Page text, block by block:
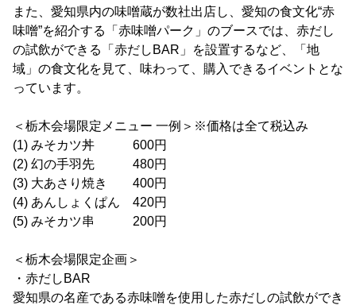
また、愛知県内の味噌蔵が数社出店し、愛知の食文化“赤
味噌”を紹介する「赤味噌パーク」のブースでは、赤だし
の試飲ができる「赤だしBAR」を設置するなど、「地
域」の食文化を見て、味わって、購入できるイベントとな
っています。
＜栃木会場限定メニュー 一例＞※価格は全て税込み
(1) みそカツ丼 600円
(2) 幻の手羽先 480円
(3) 大あさり焼き 400円
(4) あんしょくぱん 420円
(5) みそカツ串 200円
＜栃木会場限定企画＞
・赤だしBAR
愛知県の名産である赤味噌を使用した赤だしの試飲ができ